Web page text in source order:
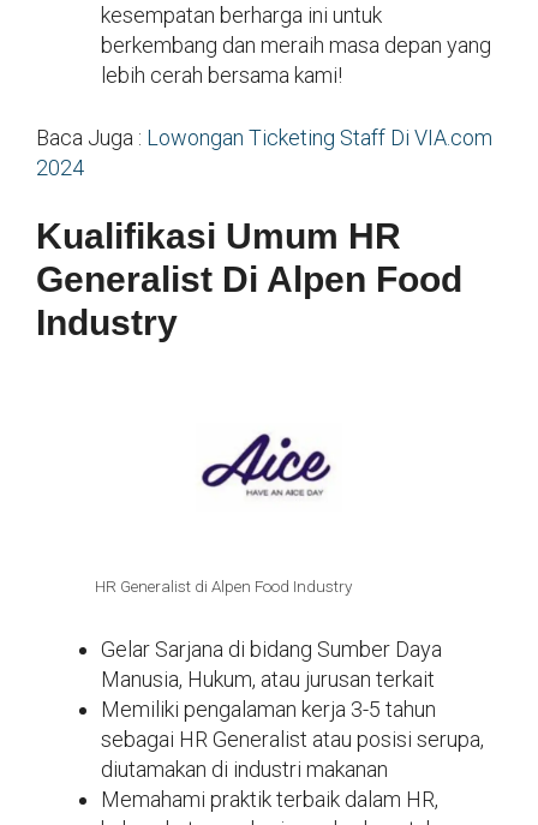
kesempatan berharga ini untuk
berkembang dan meraih masa depan yang
lebih cerah bersama kami!
Baca Juga : Lowongan Ticketing Staff Di VIA.com
2024
Kualifikasi Umum HR
Generalist Di Alpen Food
Industry
HR Generalist di Alpen Food Industry
Gelar Sarjana di bidang Sumber Daya
Manusia, Hukum, atau jurusan terkait
Memiliki pengalaman kerja 3-5 tahun
sebagai HR Generalist atau posisi serupa,
diutamakan di industri makanan
Memahami praktik terbaik dalam HR,